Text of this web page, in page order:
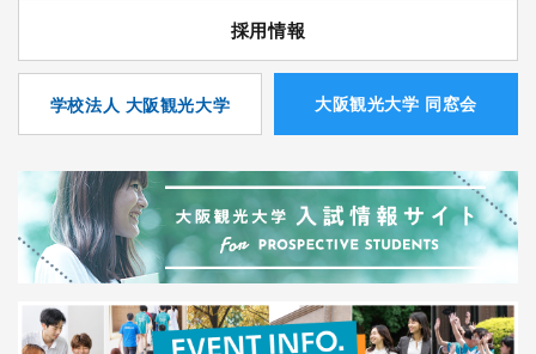
採用情報
学校法人 大阪観光大学 ⼤阪観光⼤学 同窓会